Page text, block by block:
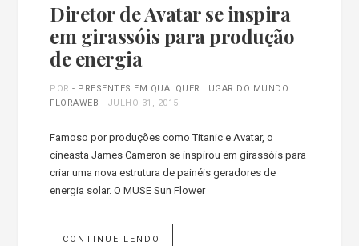
Diretor de Avatar se inspira
em girassóis para produção
de energia
POR- PRESENTES EM QUALQUER LUGAR DO MUNDO
FLORAWEB - JULHO 31, 2015
Famoso por produções como Titanic e Avatar, o
cineasta James Cameron se inspirou em girassóis para
criar uma nova estrutura de painéis geradores de
energia solar. O MUSE Sun Flower
CONTINUE LENDO